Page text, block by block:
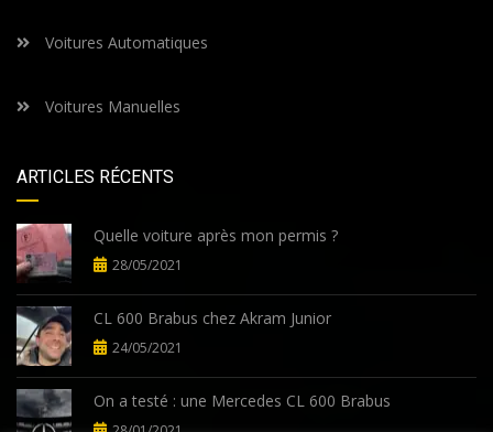
Voitures Automatiques
Voitures Manuelles
ARTICLES RÉCENTS
Quelle voiture après mon permis ?
28/05/2021
CL 600 Brabus chez Akram Junior
24/05/2021
On a testé : une Mercedes CL 600 Brabus